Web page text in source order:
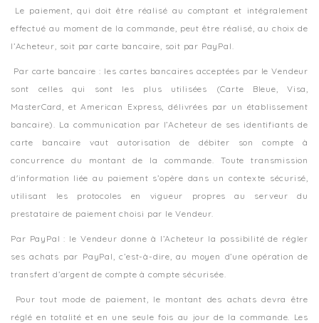
Le paiement, qui doit être réalisé au comptant et intégralement
effectué au moment de la commande, peut être réalisé, au choix de
l’Acheteur, soit par carte bancaire, soit par PayPal.
Par carte bancaire : les cartes bancaires acceptées par le Vendeur
sont celles qui sont les plus utilisées (Carte Bleue, Visa,
MasterCard, et American Express, délivrées par un établissement
bancaire). La communication par l’Acheteur de ses identifiants de
carte bancaire vaut autorisation de débiter son compte à
concurrence du montant de la commande. Toute transmission
d'information liée au paiement s’opère dans un contexte sécurisé,
utilisant les protocoles en vigueur propres au serveur du
prestataire de paiement choisi par le Vendeur.
Par PayPal : le Vendeur donne à l’Acheteur la possibilité de régler
ses achats par PayPal, c’est-à-dire, au moyen d’une opération de
transfert d’argent de compte à compte sécurisée.
Pour tout mode de paiement, le montant des achats devra être
réglé en totalité et en une seule fois au jour de la commande. Les